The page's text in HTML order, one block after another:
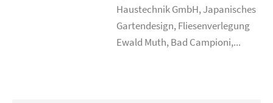
Haustechnik GmbH, Japanisches
Gartendesign, Fliesenverlegung
Ewald Muth, Bad Campioni,...